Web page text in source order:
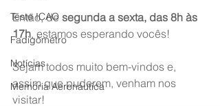
Teste ICAO
Fadigômetro
Notícias
Memória Aeronáutica
Então, de segunda a sexta, das 8h às
17h, estamos esperando vocês!
Sejam todos muito bem-vindos e,
assim que puderem, venham nos
visitar!